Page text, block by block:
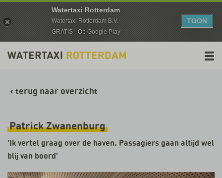
‹ terug naar overzicht
Patrick Zwanenburg
'Ik vertel graag over de haven. Passagiers gaan altijd wel
blij van boord'
Watertaxi Rotterdam
Watertaxi Rotterdam B.V.
GRATIS - Op Google Play
TOON